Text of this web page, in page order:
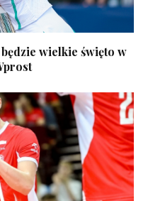
wielkie święto w